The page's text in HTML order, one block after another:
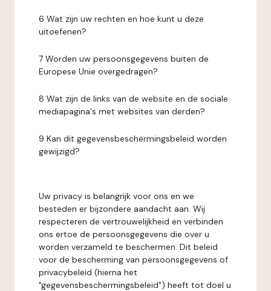
6 Wat zijn uw rechten en hoe kunt u deze
uitoefenen?
7 Worden uw persoonsgegevens buiten de
Europese Unie overgedragen?
8 Wat zijn de links van de website en de sociale
mediapagina's met websites van derden?
9 Kan dit gegevensbeschermingsbeleid worden
gewijzigd?
Uw privacy is belangrijk voor ons en we
besteden er bijzondere aandacht aan. Wij
respecteren de vertrouwelijkheid en verbinden
ons ertoe de persoonsgegevens die over u
worden verzameld te beschermen. Dit beleid
voor de bescherming van persoonsgegevens of
privacybeleid (hierna het
"gegevensbeschermingsbeleid") heeft tot doel u